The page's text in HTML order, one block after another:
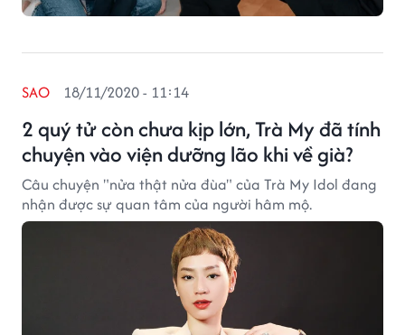
2 quý tử còn chưa kịp lớn, Trà My đã tính
chuyện vào viện dưỡng lão khi về già?
SAO 18/11/2020 - 11:14
Câu chuyện "nửa thật nửa đùa" của Trà My Idol đang
nhận được sự quan tâm của người hâm mộ.